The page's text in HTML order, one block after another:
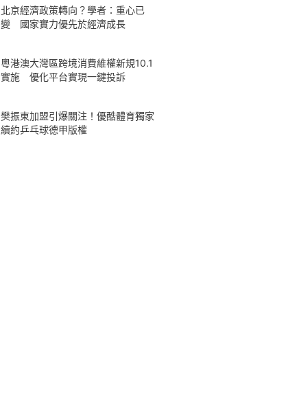
北京經濟政策轉向？學者：重心已
變 國家實力優先於經濟成長
粵港澳大灣區跨境消費維權新規10.1
實施 優化平台實現一鍵投訴
樊振東加盟引爆關注！優酷體育獨家
續約乒乓球德甲版權